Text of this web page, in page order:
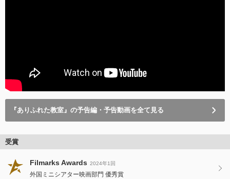
『ありふれた教室』の予告編・予告動画を全て見る
受賞
Filmarks Awards 2024年1回
外国ミニシアター映画部門 優秀賞